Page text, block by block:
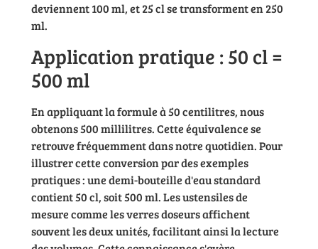
deviennent 100 ml, et 25 cl se transforment en 250
ml.
Application pratique : 50 cl =
500 ml
En appliquant la formule à 50 centilitres, nous
obtenons 500 millilitres. Cette équivalence se
retrouve fréquemment dans notre quotidien. Pour
illustrer cette conversion par des exemples
pratiques : une demi-bouteille d'eau standard
contient 50 cl, soit 500 ml. Les ustensiles de
mesure comme les verres doseurs affichent
souvent les deux unités, facilitant ainsi la lecture